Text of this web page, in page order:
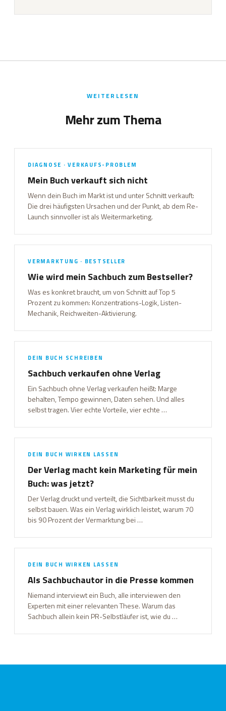
WEITERLESEN
Mehr zum Thema
DIAGNOSE · VERKAUFS-PROBLEM
Mein Buch verkauft sich nicht
Wenn dein Buch im Markt ist und unter Schnitt verkauft:
Die drei häufigsten Ursachen und der Punkt, ab dem Re-
Launch sinnvoller ist als Weitermarketing.
VERMARKTUNG · BESTSELLER
Wie wird mein Sachbuch zum Bestseller?
Was es konkret braucht, um von Schnitt auf Top 5
Prozent zu kommen: Konzentrations-Logik, Listen-
Mechanik, Reichweiten-Aktivierung.
DEIN BUCH SCHREIBEN
Sachbuch verkaufen ohne Verlag
Ein Sachbuch ohne Verlag verkaufen heißt: Marge
behalten, Tempo gewinnen, Daten sehen. Und alles
selbst tragen. Vier echte Vorteile, vier echte …
DEIN BUCH WIRKEN LASSEN
Der Verlag macht kein Marketing für mein
Buch: was jetzt?
Der Verlag druckt und verteilt, die Sichtbarkeit musst du
selbst bauen. Was ein Verlag wirklich leistet, warum 70
bis 90 Prozent der Vermarktung bei …
DEIN BUCH WIRKEN LASSEN
Als Sachbuchautor in die Presse kommen
Niemand interviewt ein Buch, alle interviewen den
Experten mit einer relevanten These. Warum das
Sachbuch allein kein PR-Selbstläufer ist, wie du …